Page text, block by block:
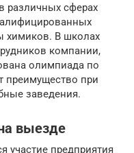
различных сферах
химиков. В школах
компании,
олимпиада по
преимущество при
заведения.
выезде
участие предприятия